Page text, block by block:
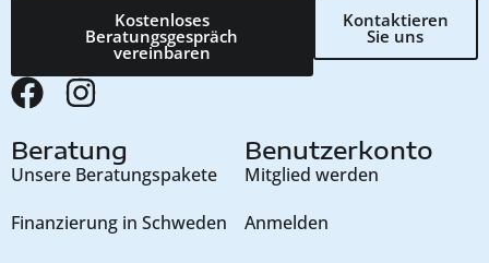
Kostenloses
Beratungsgespräch
vereinbaren
Kontaktieren
Sie uns
Beratung
Unsere Beratungspakete
Finanzierung in Schweden
Benutzerkonto
Mitglied werden
Anmelden